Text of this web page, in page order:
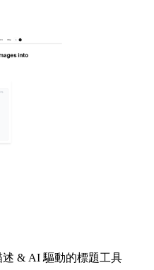
& AI 驅動的標題工具